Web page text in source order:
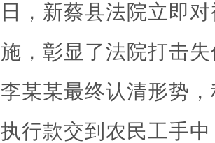
日，新蔡县法院立即
施，彰显了法院打击
李某某最终认清形势
执行款交到农民工手